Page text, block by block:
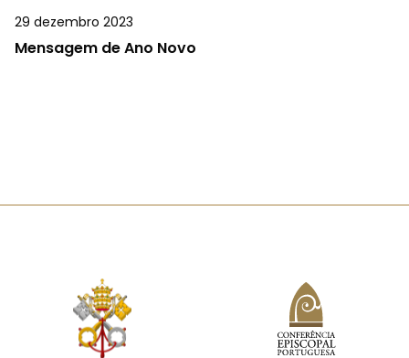
29 dezembro 2023
Mensagem de Ano Novo